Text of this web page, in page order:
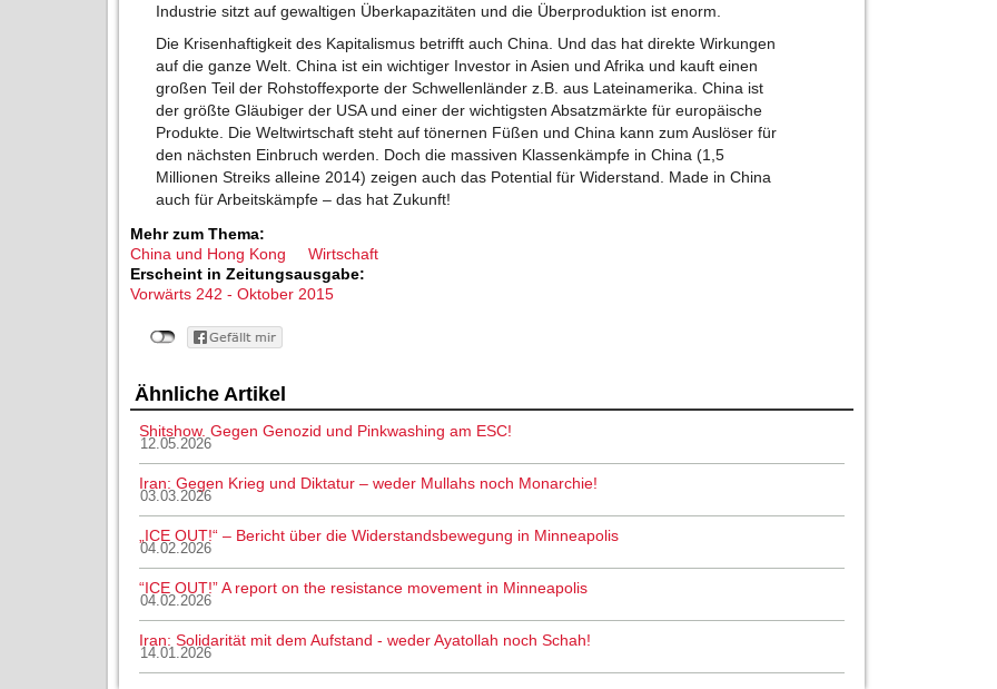
Industrie sitzt auf gewaltigen Überkapazitäten und die Überproduktion ist enorm.
Die Krisenhaftigkeit des Kapitalismus betrifft auch China. Und das hat direkte Wirkungen
auf die ganze Welt. China ist ein wichtiger Investor in Asien und Afrika und kauft einen
großen Teil der Rohstoffexporte der Schwellenländer z.B. aus Lateinamerika. China ist
der größte Gläubiger der USA und einer der wichtigsten Absatzmärkte für europäische
Produkte. Die Weltwirtschaft steht auf tönernen Füßen und China kann zum Auslöser für
den nächsten Einbruch werden. Doch die massiven Klassenkämpfe in China (1,5
Millionen Streiks alleine 2014) zeigen auch das Potential für Widerstand. Made in China
auch für Arbeitskämpfe – das hat Zukunft!
Mehr zum Thema:
China und Hong Kong
Wirtschaft
Erscheint in Zeitungsausgabe:
Vorwärts 242 - Oktober 2015
Ähnliche Artikel
Shitshow. Gegen Genozid und Pinkwashing am ESC!
12.05.2026
Iran: Gegen Krieg und Diktatur – weder Mullahs noch Monarchie!
03.03.2026
„ICE OUT!“ – Bericht über die Widerstandsbewegung in Minneapolis
04.02.2026
“ICE OUT!” A report on the resistance movement in Minneapolis
04.02.2026
Iran: Solidarität mit dem Aufstand - weder Ayatollah noch Schah!
14.01.2026